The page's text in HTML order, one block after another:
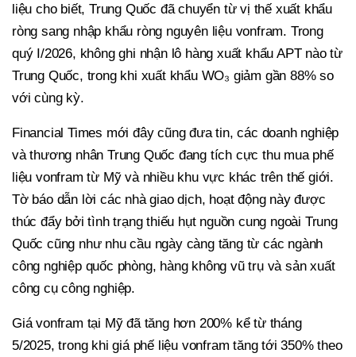
liệu cho biết, Trung Quốc đã chuyển từ vị thế xuất khẩu
ròng sang nhập khẩu ròng nguyên liệu vonfram. Trong
quý I/2026, không ghi nhận lô hàng xuất khẩu APT nào từ
Trung Quốc, trong khi xuất khẩu WO₃ giảm gần 88% so
với cùng kỳ.
Financial Times mới đây cũng đưa tin, các doanh nghiệp
và thương nhân Trung Quốc đang tích cực thu mua phế
liệu vonfram từ Mỹ và nhiều khu vực khác trên thế giới.
Tờ báo dẫn lời các nhà giao dịch, hoạt động này được
thúc đẩy bởi tình trạng thiếu hụt nguồn cung ngoài Trung
Quốc cũng như nhu cầu ngày càng tăng từ các ngành
công nghiệp quốc phòng, hàng không vũ trụ và sản xuất
công cụ công nghiệp.
Giá vonfram tại Mỹ đã tăng hơn 200% kể từ tháng
5/2025, trong khi giá phế liệu vonfram tăng tới 350% theo